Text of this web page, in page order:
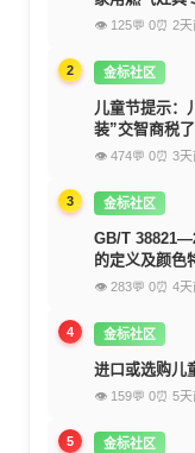
👁 125💬 0⏰ 2天
2 金标社区
儿童节提示：
装”交智商税了
👁 474💬 0⏰ 3天
3 金标社区
GB/T
的定义及颜色
👁 283💬 0⏰ 4天
4 金标社区
进口或选购儿
👁 159💬 0⏰ 5天
5 金标社区